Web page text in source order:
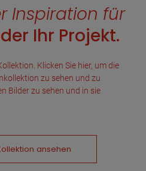
Inspiration für
Ihr Projekt.
Klicken Sie hier, um die
zu sehen und zu
Bilder zu sehen und in sie
ansehen